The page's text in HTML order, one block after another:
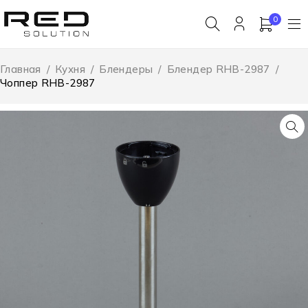
0
Главная / Кухня / Блендеры / Блендер RHB-2987 /
Чоппер RHB-2987